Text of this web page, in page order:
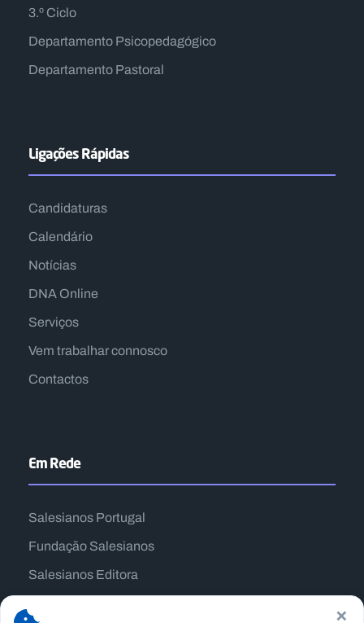
3.º Ciclo
Departamento Psicopedagógico
Departamento Pastoral
Ligações Rápidas
Candidaturas
Calendário
Notícias
DNA Online
Serviços
Vem trabalhar connosco
Contactos
Em Rede
Salesianos Portugal
Fundação Salesianos
Salesianos Editora
×